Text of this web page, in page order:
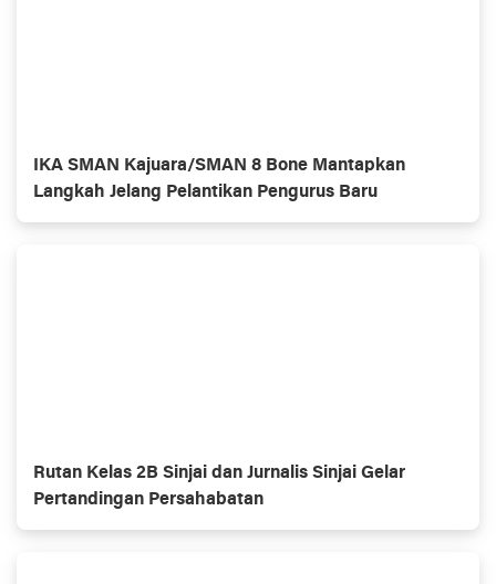
IKA SMAN Kajuara/SMAN 8 Bone Mantapkan
Langkah Jelang Pelantikan Pengurus Baru
Rutan Kelas 2B Sinjai dan Jurnalis Sinjai Gelar
Pertandingan Persahabatan